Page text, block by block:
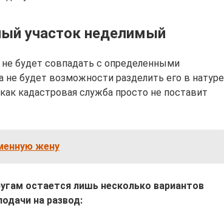
участок неделимый
будет совпадать с определенными
будет возможности разделить его в натуре
кадастровая служба просто не поставит
жену
остается лишь несколько вариантов
на развод: